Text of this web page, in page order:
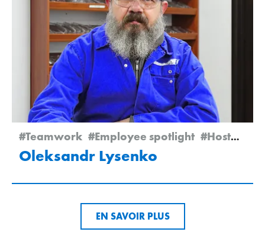
#Teamwork #Employee spotlight #Hostomel
Oleksandr Lysenko
EN SAVOIR PLUS